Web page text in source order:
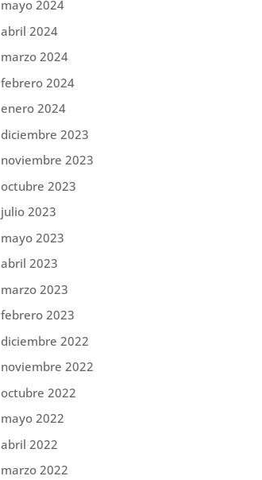
mayo 2024
abril 2024
marzo 2024
febrero 2024
enero 2024
diciembre 2023
noviembre 2023
octubre 2023
julio 2023
mayo 2023
abril 2023
marzo 2023
febrero 2023
diciembre 2022
noviembre 2022
octubre 2022
mayo 2022
abril 2022
marzo 2022